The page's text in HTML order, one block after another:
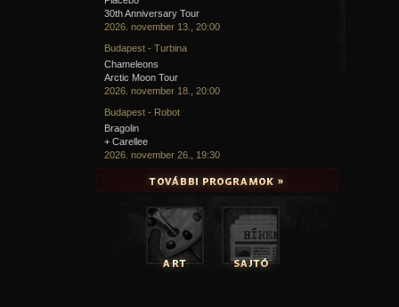
30th Anniversary Tour
2026. november 13., 20:00
Budapest - Turbina
Chameleons
Arctic Moon Tour
2026. november 18., 20:00
Budapest - Robot
Bragolin
+ Carellee
2026. november 26., 19:30